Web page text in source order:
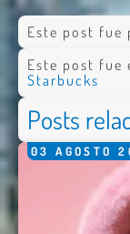
Este post fue
Este post fue
Starbucks
Posts
03 AGOSTO